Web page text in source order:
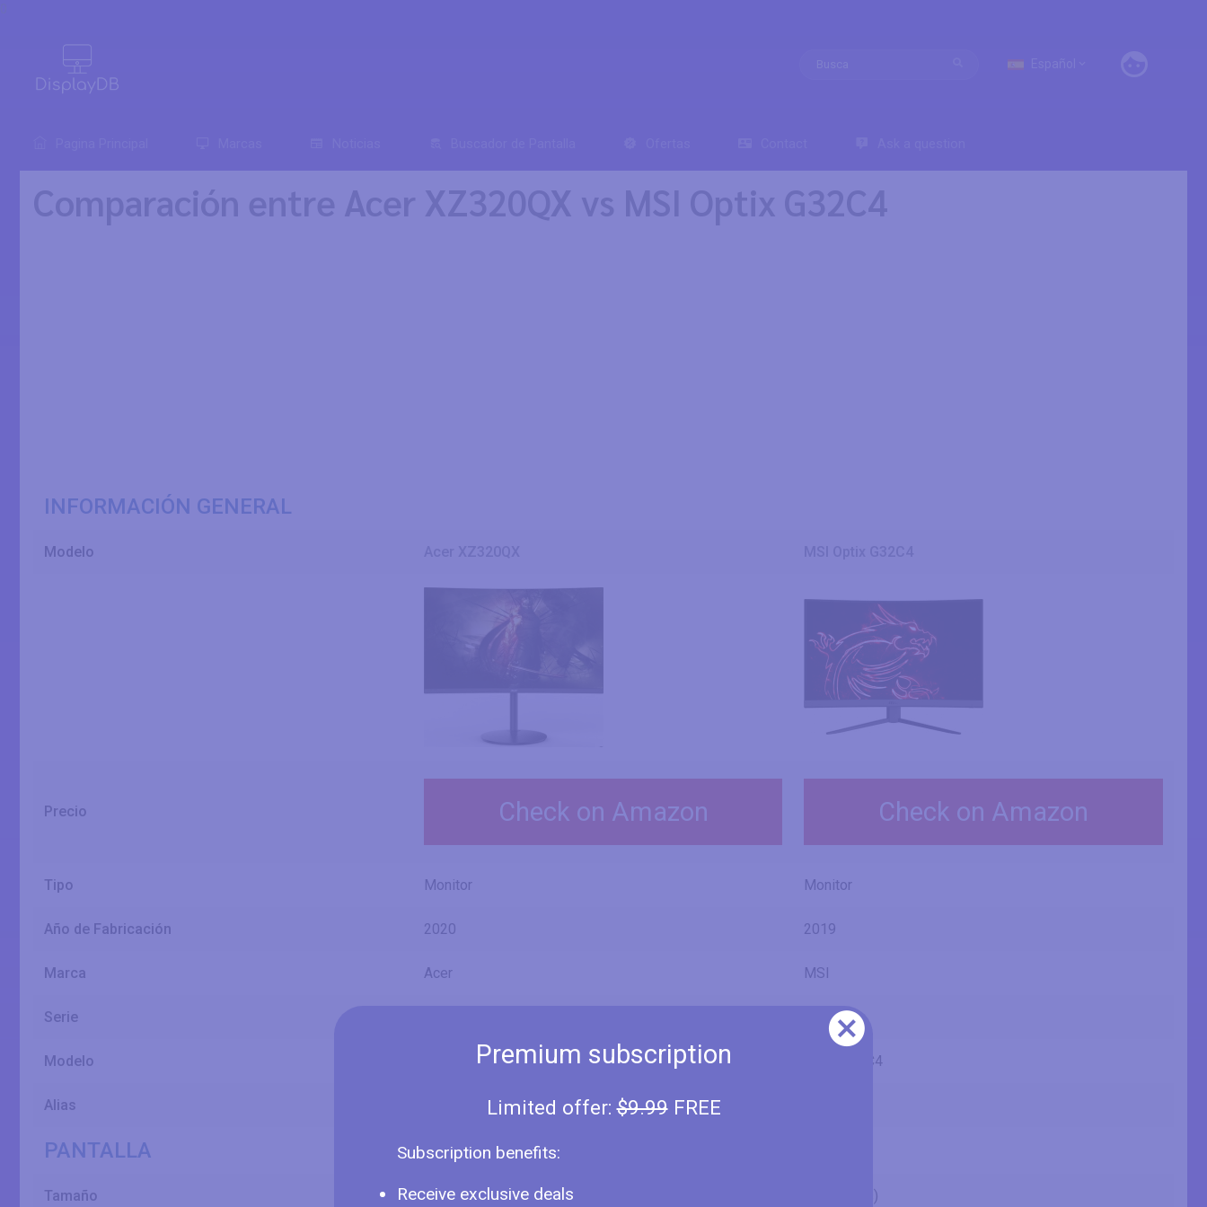
Premium subscription
Limited offer:$9.99FREE
Subscription benefits:
Receive exclusive deals
Comparación entre Acer XZ320QX vs MSI Optix G32C4
INFORMACIÓN GENERAL
Modelo
Precio Check on Amazon Check on Amazon
Tipo Monitor Monitor
Año de Fabricación 2020 2019
Marca Acer MSI
Serie
Modelo XZ320QX Optix G32C4
Alias
PANTALLA
Tamaño 32" (inches) 32" (inches)